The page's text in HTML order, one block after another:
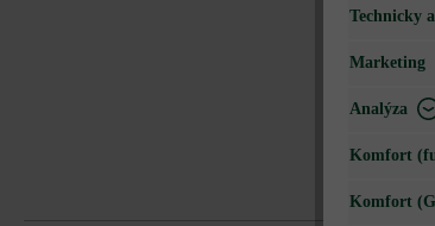
Technicky
Marketing
Analýza
Komfort
Komfort